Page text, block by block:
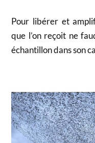
Pour libérer et
que l’on reçoit ne
échantillon dans son